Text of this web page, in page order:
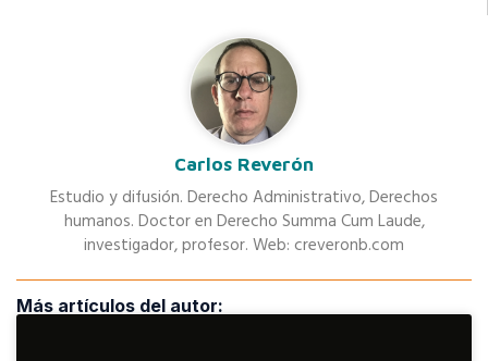
Carlos Reverón
Estudio y difusión. Derecho Administrativo, Derechos
humanos. Doctor en Derecho Summa Cum Laude,
investigador, profesor. Web: creveronb.com
Más artículos del autor: